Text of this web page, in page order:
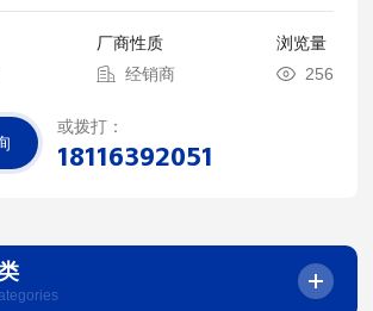
仓式防尘设计，保证主机仓不受粉尘侵袭；
通讯接口，可以方便的连接PC机，工
厂商性质
经销商
浏览量
256
或拨打：
18116392051